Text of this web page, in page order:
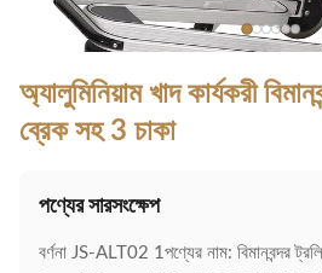
অ্যালুমিনিয়াম খাদ কার্যকরী
ব্রেক সহ 3 চাকা
পণ্যের সারসংক্ষেপ
বর্ণনা JS-ALT02 1পণ্যের নাম: বিমানবন্দর